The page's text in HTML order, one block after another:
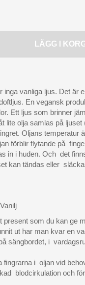
LÄGG I
inga vanliga ljus. Det är
En vegansk
Ett ljus som brinner
lite olja samlas på
Oljans temperatur
förblir flytande på
in i huden. Och det
kan tändas eller
present som du kan ge
ut har man kvar en
sängbordet, i
fingrarna i oljan vid
blodcirkulation och